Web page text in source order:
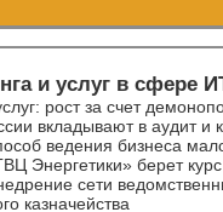
и услуг в сфере
рост за счет
вкладывают в аудит и
ведения бизнеса
Энергетики» берет курс
сети
казначейства